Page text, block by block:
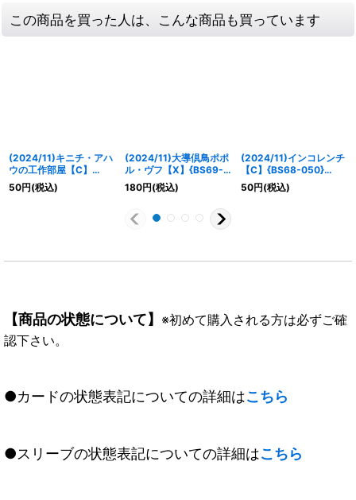
この商品を買った人は、こんな商品も買っています
(2024/11)キニチ・アハ
ウの工作部屋【C】
{BS69-075}《黄》
50円(税込)
(2024/11)大導倶鳥ポポ
ル・ヴフ【X】{BS69-
X07}《黄》
180円(税込)
(2024/11)インコレンチ
【C】{BS68-050}
《黄》
50円(税込)
【商品の状態について】 ※初めて購入される方は必ずご確
認下さい。
●カードの状態表記についての詳細はこちら
●スリーブの状態表記についての詳細はこちら